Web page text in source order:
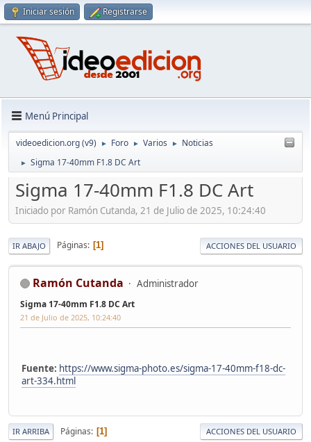
Iniciar sesión Registrarse
Menú Principal
videoedicion.org (v9) ► Foro ► Varios ► Noticias
► Sigma 17-40mm F1.8 DC Art
Sigma 17-40mm F1.8 DC Art
Iniciado por Ramón Cutanda, 21 de Julio de 2025, 10:24:40
IR ABAJO Páginas 1 ACCIONES DEL USUARIO
Ramón Cutanda Administrador
Sigma 17-40mm F1.8 DC Art
21 de Julio de 2025, 10:24:40
Fuente: https://www.sigma-photo.es/sigma-17-40mm-f18-dc-
art-334.html
IR ARRIBA Páginas 1 ACCIONES DEL USUARIO